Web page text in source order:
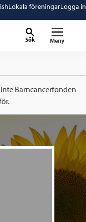
Lokala föreningarLogga in
Sök Meny
Barncancerfonden